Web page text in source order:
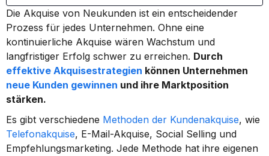
Die Akquise von Neukunden ist ein entscheidender
Prozess für jedes Unternehmen. Ohne eine
kontinuierliche Akquise wären Wachstum und
langfristiger Erfolg schwer zu erreichen.
effektive Akquisestrategien
neue Kunden gewinnen und ihre Marktposition
stärken.
Es gibt verschiedene Methoden der Kundenakquise
Telefonakquise, E-Mail-Akquise, Social Selling und
Empfehlungsmarketing. Jede Methode hat ihre eigenen